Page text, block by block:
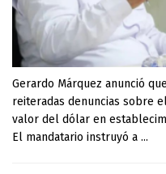
Gerardo Márquez anunció
reiteradas denuncias sobre
valor del dólar en
El mandatario instruyó a ...